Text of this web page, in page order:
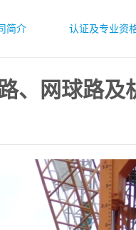
简介 认证及专业资
、网球路及